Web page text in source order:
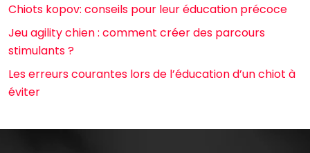
Chiots kopov: conseils pour leur éducation précoce
Jeu agility chien : comment créer des parcours
stimulants ?
Les erreurs courantes lors de l’éducation d’un chiot à
éviter